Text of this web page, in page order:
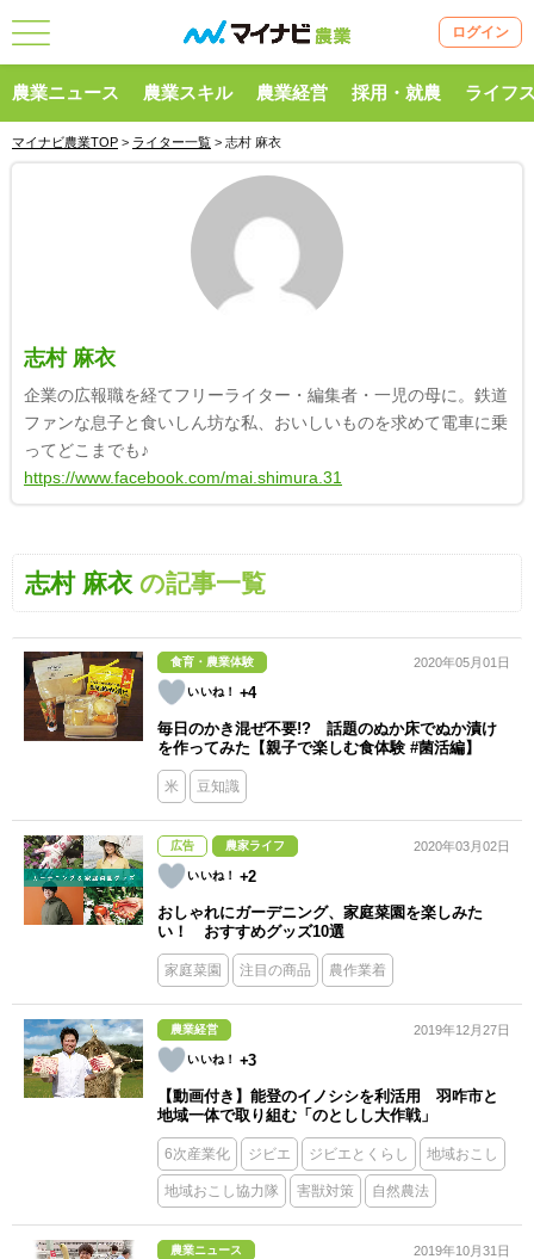
ログイン
農業ニュース 農業スキル 農業経営 採用・就農 ライフ
マイナビ農業TOP > ライター一覧 > 志村 麻衣
志村 麻衣
企業の広報職を経てフリーライター・編集者・一児の母に。鉄道
ファンな息子と食いしん坊な私、おいしいものを求めて電車に乗
ってどこまでも♪
https://www.facebook.com/mai.shimura.31
志村 麻衣 の記事一覧
食育・農業体験
+4
2020年05月01日
毎日のかき混ぜ不要!? 話題のぬか床でぬか漬け
を作ってみた【親子で楽しむ食体験 #菌活編】
米 豆知識
広告 農家ライフ
+2
2020年03月02日
おしゃれにガーデニング、家庭菜園を楽しみた
い！ おすすめグッズ10選
家庭菜園 注目の商品 農作業着
農業経営
+3
2019年12月27日
【動画付き】能登のイノシシを利活用 羽咋市と
地域一体で取り組む「のとしし大作戦」
6次産業化 ジビエ ジビエとくらし 地域おこし
地域おこし協力隊 害獣対策 自然農法
農業ニュース 2019年10月31日